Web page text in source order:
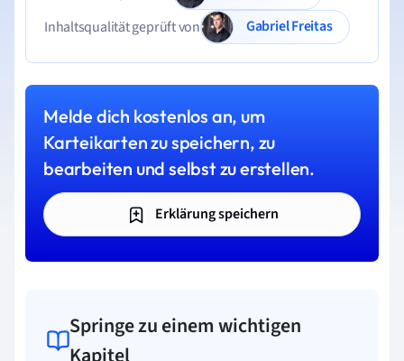
Inhaltsqualität geprüft von
Gabriel Freitas
Melde dich kostenlos an, um
Karteikarten zu speichern, zu
bearbeiten und selbst zu erstellen.
Erklärung speichern
Springe zu einem wichtigen
Kapitel